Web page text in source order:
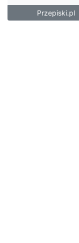
Przepiski.pl